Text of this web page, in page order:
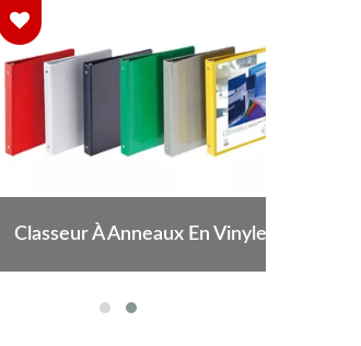
Classeur À Anneaux En Vinyle